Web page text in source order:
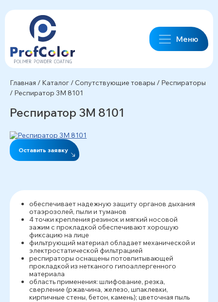
Меню
Главная / Каталог / Сопутствующие товары / Респираторы
/ Респиратор 3М 8101
Респиратор 3М 8101
Оставить заявку
обеспечивает надежную защиту органов дыхания
отаэрозолей, пыли и туманов
4 точки крепления резинок и мягкий носовой
зажим с прокладкой обеспечивают хорошую
фиксацию на лице
фильтрующий материал обладает механической и
электростатической фильтрацией
респираторы оснащены потовпитывающей
прокладкой из нетканого гипоаллергенного
материала
область применения: шлифование, резка,
сверление (ржавчина, железо, шпаклевки,
кирпичные стены, бетон, камень); цветочная пыль